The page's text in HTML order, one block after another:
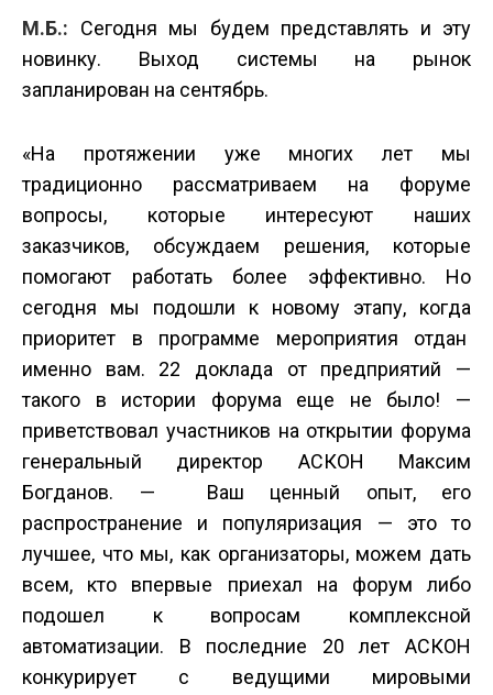
М.Б.: Сегодня мы будем представлять и эту
новинку. Выход системы на рынок
запланирован на сентябрь.
«На протяжении уже многих лет мы
традиционно рассматриваем на форуме
вопросы, которые интересуют наших
заказчиков, обсуждаем решения, которые
помогают работать более эффективно. Но
сегодня мы подошли к новому этапу, когда
приоритет в программе мероприятия отдан
именно вам. 22 доклада от предприятий —
такого в истории форума еще не было! —
приветствовал участников на открытии форума
генеральный директор АСКОН Максим
Богданов. — Ваш ценный опыт, его
распространение и популяризация — это то
лучшее, что мы, как организаторы, можем дать
всем, кто впервые приехал на форум либо
подошел к вопросам комплексной
автоматизации. В последние 20 лет АСКОН
конкурирует с ведущими мировыми